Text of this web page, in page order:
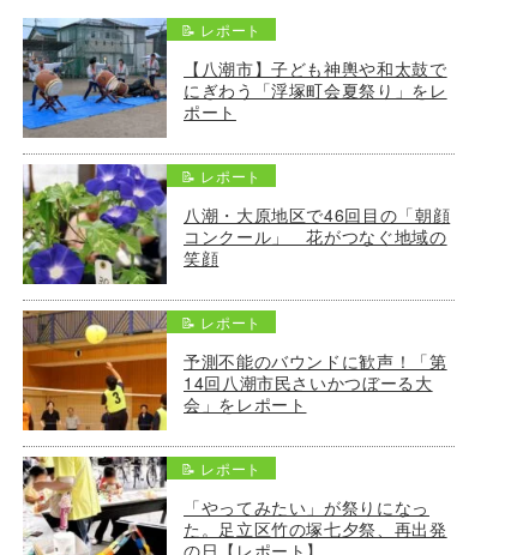
📝 レポート
【八潮市】子ども神輿や和太鼓で
にぎわう「浮塚町会夏祭り」をレ
ポート
📝 レポート
八潮・大原地区で46回目の「朝顔
コンクール」 花がつなぐ地域の
笑顔
📝 レポート
予測不能のバウンドに歓声！「第
14回八潮市民さいかつぼーる大
会」をレポート
📝 レポート
「やってみたい」が祭りになっ
た。足立区竹の塚七夕祭、再出発
の日【レポート】